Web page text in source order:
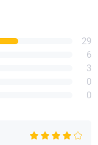
29
6
3
0
0